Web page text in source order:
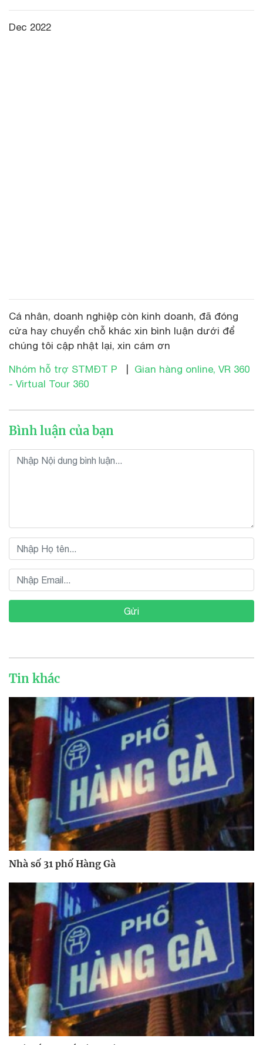
Dec 2022
Cá nhân, doanh nghiệp còn kinh doanh, đã đóng
cửa hay chuyển chỗ khác xin bình luận dưới để
chúng tôi cập nhật lại, xin cám ơn
Nhóm hỗ trợ STMĐT P
Gian hàng online, VR 360
- Virtual Tour 360
Bình luận của bạn
Gửi
Tin khác
Nhà số 31 phố Hàng Gà